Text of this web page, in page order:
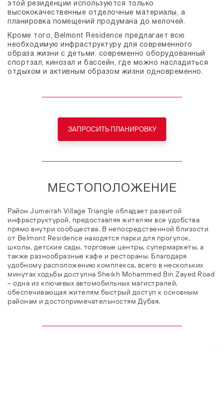
этой резиденции используются только
высококачественные отделочные материалы, а
планировка помещений продумана до мелочей.
Кроме того, Belmont Residence предлагает всю
необходимую инфраструктуру для современного
образа жизни с детьми: современно оборудованный
спортзал, кинозал и бассейн, где можно насладиться
отдыхом и активным образом жизни одновременно.
ЗАПРОСИТЬ ПЛАНИРОВКУ
МЕСТОПОЛОЖЕНИЕ
Район Jumeirah Village Triangle обладает развитой
инфраструктурой, предоставляя жителям все удобства
прямо внутри сообщества. В непосредственной близости
от Belmont Residence находятся парки для прогулок,
школы, детские сады, торговые центры, супермаркеты, а
также разнообразные кафе и рестораны. Благодаря
удобному расположению комплекса, всего в нескольких
минутах ходьбы доступна Sheikh Mohammed Bin Zayed Road
– одна из ключевых автомобильных магистралей,
обеспечивающая жителям быстрый доступ к основным
районам и достопримечательностям Дубая.